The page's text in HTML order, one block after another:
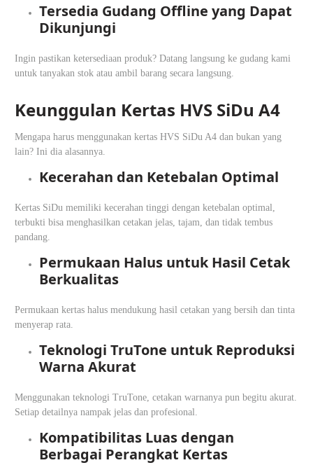
Tersedia Gudang Offline yang Dapat
Dikunjungi
Ingin pastikan ketersediaan produk? Datang langsung ke gudang kami
untuk tanyakan stok atau ambil barang secara langsung.
Keunggulan Kertas HVS SiDu A4
Mengapa harus menggunakan kertas HVS SiDu A4 dan bukan yang
lain? Ini dia alasannya.
Kecerahan dan Ketebalan Optimal
Kertas SiDu memiliki kecerahan tinggi dengan ketebalan optimal,
terbukti bisa menghasilkan cetakan jelas, tajam, dan tidak tembus
pandang.
Permukaan Halus untuk Hasil Cetak
Berkualitas
Permukaan kertas halus mendukung hasil cetakan yang bersih dan tinta
menyerap rata.
Teknologi TruTone untuk Reproduksi
Warna Akurat
​Menggunakan teknologi TruTone, cetakan warnanya pun begitu akurat.
Setiap detailnya nampak jelas dan profesional.
Kompatibilitas Luas dengan
Berbagai Perangkat Kertas